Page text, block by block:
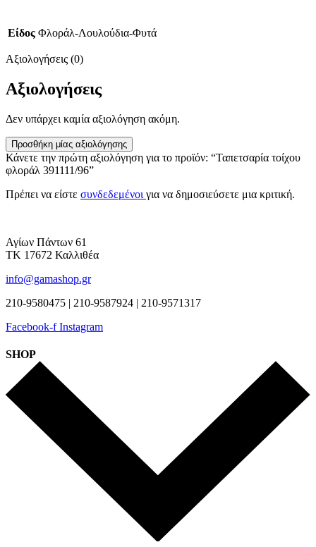
Είδος Φλοράλ-Λουλούδια-Φυτά
Αξιολογήσεις (0)
Αξιολογήσεις
Δεν υπάρχει καμία αξιολόγηση ακόμη.
Προσθήκη μίας αξιολόγησης
Κάνετε την πρώτη αξιολόγηση για το προϊόν: “Ταπετσαρία τοίχου
φλοράλ 391111/96”
Πρέπει να είστε συνδεδεμένοι για να δημοσιεύσετε μια κριτική.
Αγίων Πάντων 61
ΤΚ 17672 Καλλιθέα
info@gamashop.gr
210-9580475 | 210-9587924 | 210-9571317
Facebook-f Instagram
SHOP